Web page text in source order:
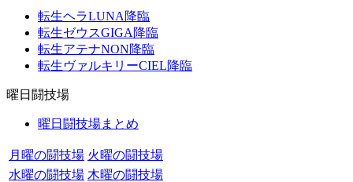
転生ヘラLUNA降臨
転生ゼウスGIGA降臨
転生アテナNON降臨
転生ヴァルキリーCIEL降臨
曜日闘技場
曜日闘技場まとめ
月曜の闘技場 火曜の闘技場
水曜の闘技場 木曜の闘技場